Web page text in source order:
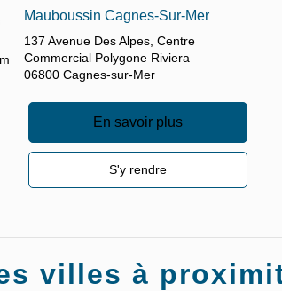
Mauboussin Cagnes-Sur-Mer
137 Avenue Des Alpes, Centre
Commercial Polygone Riviera
06800 Cagnes-sur-Mer
En savoir plus
S'y rendre
villes à